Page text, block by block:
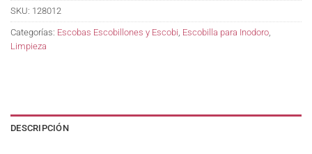
SKU: 128012
Categorías: Escobas Escobillones y Escobi Escobilla para Inodoro
Limpieza
DESCRIPCIÓN